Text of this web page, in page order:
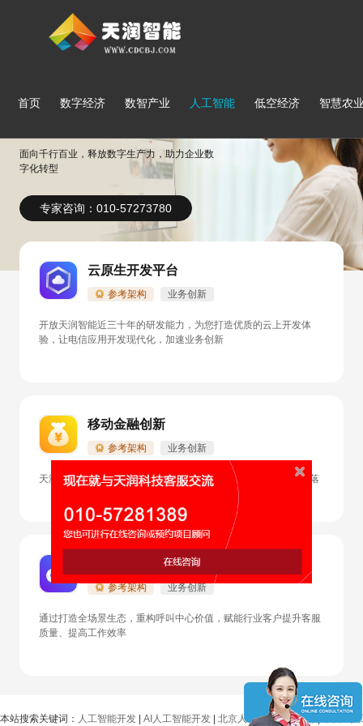
首页 数字经济 数智产业 人工智能 低空经济 智慧农
面向千行百业，释放数字生产力，助力企业数
字化转型
专家咨询：010-57273780
云原生开发平台
参考架构 业务创新
开放天润智能近三十年的研发能力，为您打造优质的云上开发体
验，让电信应用开发现代化，加速业务创新
移动金融创新
参考架构 业务创新
天润智能FinTech 在普惠金融的应用，让金融触达难以触达的角落
天润智能AICC智能云联络中心
参考架构 业务创新
通过打造全场景生态，重构呼叫中心价值，赋能行业客户提升客服
质量、提高工作效率
本站搜索关键词： 人工智能开发 AI人工智能开发 北京人工智能开发公司 中国AI